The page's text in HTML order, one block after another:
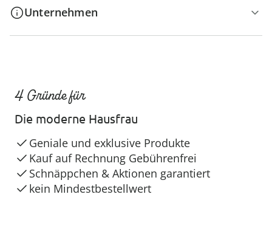
Unternehmen
4 Gründe für
Die moderne Hausfrau
Geniale und exklusive Produkte
Kauf auf Rechnung Gebührenfrei
Schnäppchen & Aktionen garantiert
kein Mindestbestellwert